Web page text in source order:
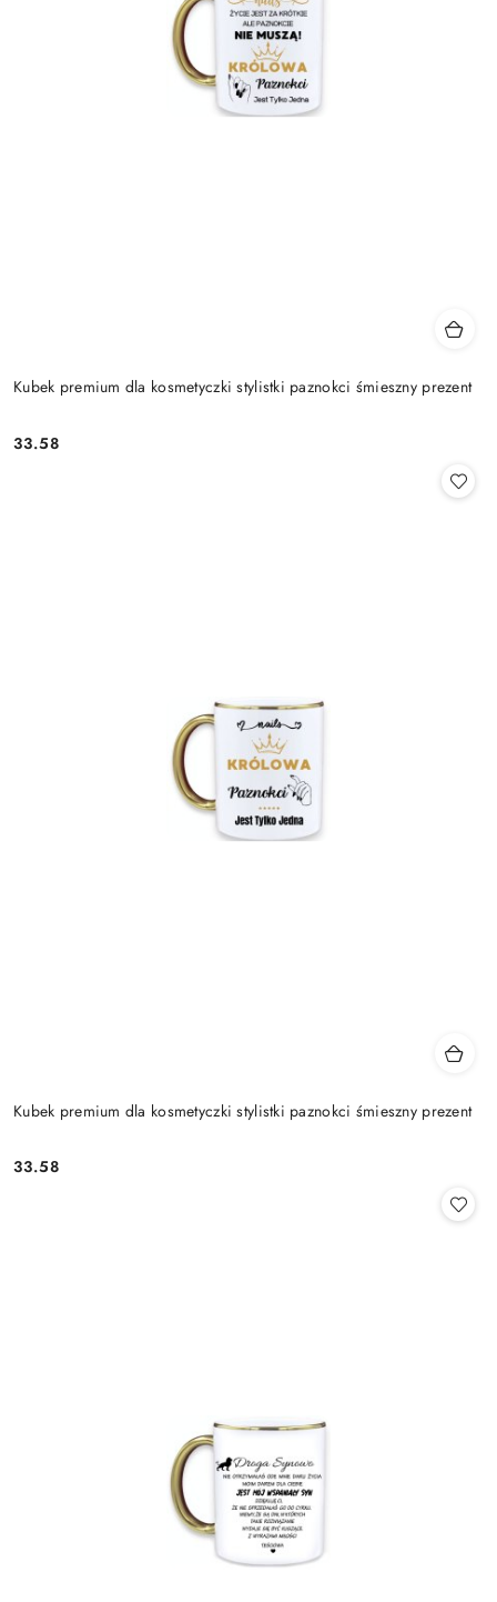
Kubek premium dla kosmetyczki stylistki paznokci śmieszny prezent
Cena:
33.58
Kubek premium dla kosmetyczki stylistki paznokci śmieszny prezent
Cena:
33.58